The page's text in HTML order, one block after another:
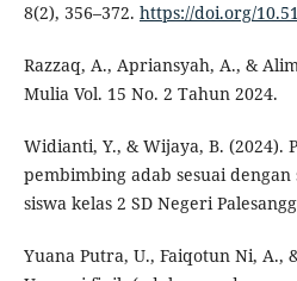
8(2), 356–372. https://doi.org/
Razzaq, A., Apriansyah, A., &
Mulia Vol. 15 No. 2 Tahun 2024.
Widianti, Y., & Wijaya, B. (2024).
pembimbing adab sesuai dengan
siswa kelas 2 SD Negeri
Yuana Putra, U., Faiqotun Ni, A.,